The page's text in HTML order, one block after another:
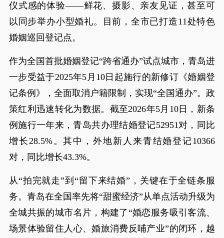
仪式感的体验——鲜花、摄影、亲友见证，甚至可
以同步举办小型婚礼。目前，全市已打造11处特色
婚姻巡回登记点。
作为全国首批婚姻登记“跨省通办”试点城市，青岛进
一步受益于2025年5月10日起施行的新修订《婚姻登
记条例》，全面取消户籍限制，实现“全国通办”。政
策红利迅速转化为数据。截至2026年5月10日，新条
例施行一年来，青岛共办理结婚登记52951对，同比
增长28.5%。其中，外地新人来青结婚登记10366
对，同比增长43.3%。
从“拍完就走”到“留下来结婚”，关键在于全链条服
务。青岛在全国率先将“甜蜜经济”从单点活动升级为
全城共振的城市名片，构建了“婚恋服务吸引客流、
场景体验留住人心、婚旅消费反哺产业”的闭环，越